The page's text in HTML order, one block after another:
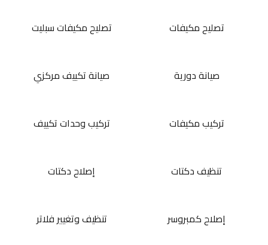
تصليح مكيفات تصليح مكيفات سبليت
صيانة دورية صيانة تكييف مركزي
تركيب مكيفات تركيب وحدات تكييف
تنظيف دكتات إصلاح دكتات
إصلاح كمبروسر تنظيف وتغيير فلاتر